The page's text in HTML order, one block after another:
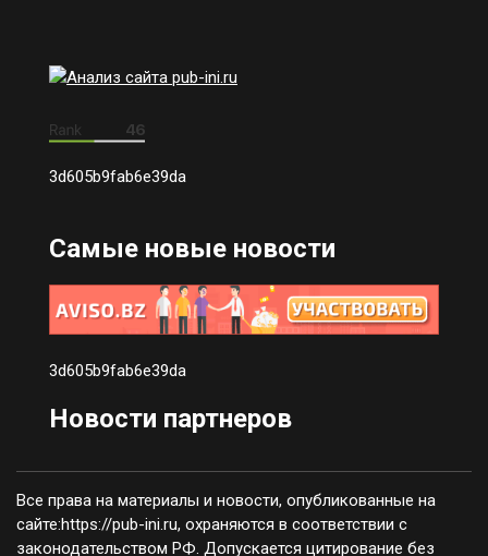
3d605b9fab6e39da
Самые новые новости
3d605b9fab6e39da
Новости партнеров
Все права на материалы и новости, опубликованные на
сайте:https://pub-ini.ru, охраняются в соответствии с
законодательством РФ. Допускается цитирование без